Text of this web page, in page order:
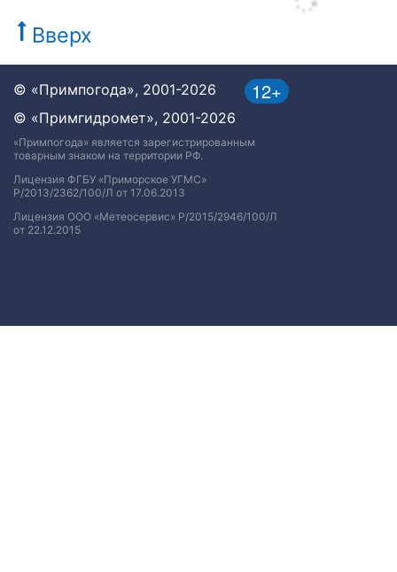
Вверх
12+
© «Примпогода», 2001-2026
© «Примгидромет», 2001-2026
«Примпогода» является зарегистрированным
товарным знаком на территории РФ.
Лицензия ФГБУ «Приморское УГМС»
Р/2013/2362/100/Л от 17.06.2013
Лицензия ООО «Метеосервис» Р/2015/2946/100/Л
от 22.12.2015